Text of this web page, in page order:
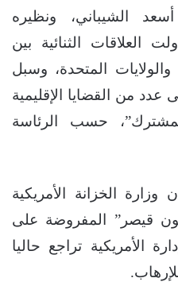
الشيباني، ونظيره
العلاقات الثنائية بين
والولايات المتحدة، وسبل
عدد من القضايا الإقليمية
حسب الرئاسة
وزارة الخزانة الأمريكية
قيصر” المفروضة على
الأمريكية تراجع حاليا